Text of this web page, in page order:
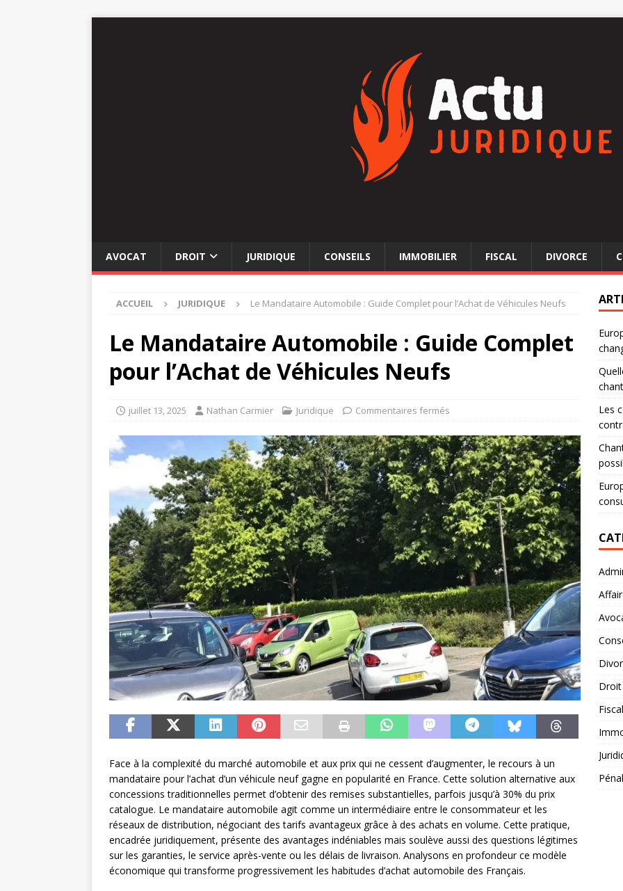
AVOCAT DROIT JURIDIQUE CONSEILS IMMOBILIER FISCAL DIVORCE
ACCUEIL JURIDIQUE Le Mandataire Automobile : Guide Complet pour l’Achat de Véhicules Neufs
Le Mandataire Automobile : Guide Complet
pour l’Achat de Véhicules Neufs
juillet 13, 2025 Nathan Carmier Juridique Commentaires fermés
Face à la complexité du marché automobile et aux prix qui ne cessent d’augmenter, le recours à un
mandataire pour l’achat d’un véhicule neuf gagne en popularité en France. Cette solution alternative aux
concessions traditionnelles permet d’obtenir des remises substantielles, parfois jusqu’à 30% du prix
catalogue. Le mandataire automobile agit comme un intermédiaire entre le consommateur et les
réseaux de distribution, négociant des tarifs avantageux grâce à des achats en volume. Cette pratique,
encadrée juridiquement, présente des avantages indéniables mais soulève aussi des questions légitimes
sur les garanties, le service après-vente ou les délais de livraison. Analysons en profondeur ce modèle
économique qui transforme progressivement les habitudes d’achat automobile des Français.
Les
Droit
Fiscal
Pénal